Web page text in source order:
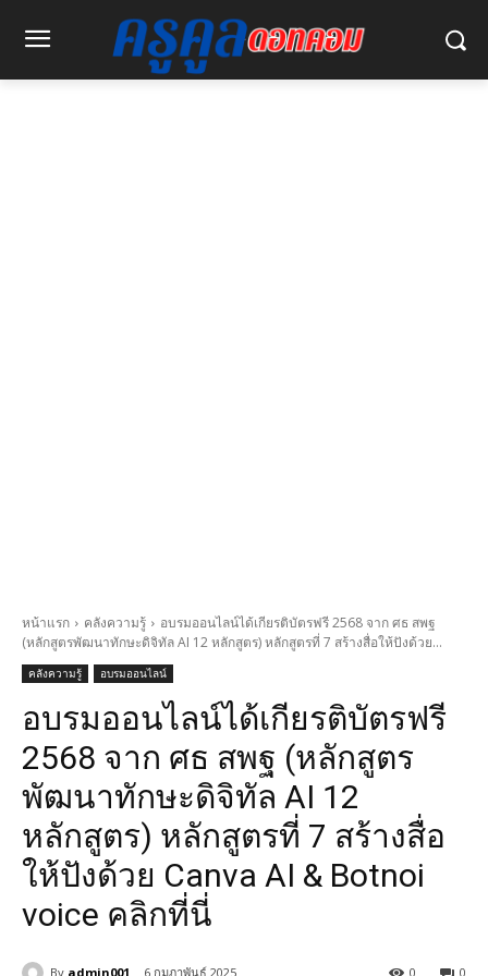
หน้าแรก คลังความรู้
อบรมออนไลน์ได้เกียรติบัตรฟรี 2568 จาก ศธ สพฐ
(หลักสูตรพัฒนาทักษะดิจิทัล AI 12 หลักสูตร) หลักสูตรที่ 7 สร้างสื่อให้ปังด้วย...
คลังความรู้ อบรมออนไลน์
อบรมออนไลน์ได้เกียรติบัตรฟรี
2568 จาก ศธ สพฐ (หลักสูตร
พัฒนาทักษะดิจิทัล AI 12
หลักสูตร) หลักสูตรที่ 7 สร้างสื่อ
ให้ปังด้วย Canva AI & Botnoi
voice คลิกที่นี่
By admin001 6 กุมภาพันธ์ 2025 0
0